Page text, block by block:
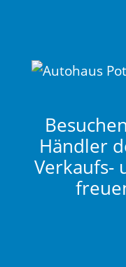
Händler
Verkaufs-